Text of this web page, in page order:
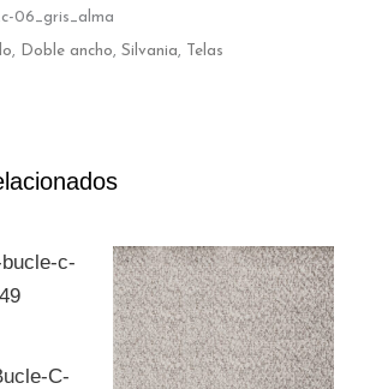
06_gris_alma
Doble ancho Silvania Telas
C-